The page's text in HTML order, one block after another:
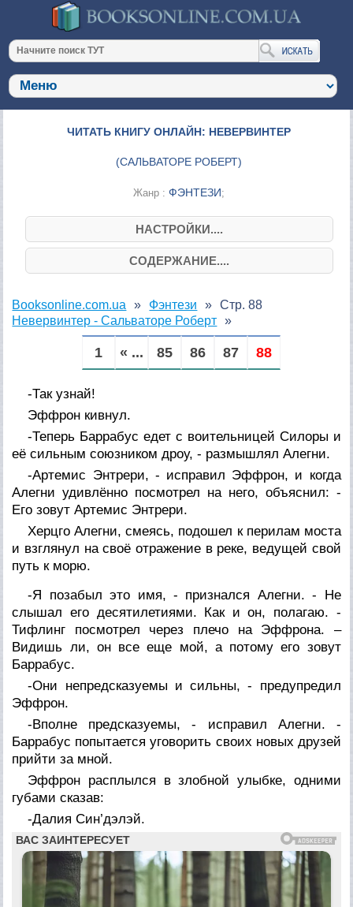
ЧИТАТЬ КНИГУ ОНЛАЙН: НЕВЕРВИНТЕР
(САЛЬВАТОРЕ РОБЕРТ)
Жанр :ФЭНТЕЗИ;
НАСТРОЙКИ....
СОДЕРЖАНИЕ....
Booksonline.com.ua
Фэнтези
Невервинтер - Сальваторе Роберт
Стр. 88
1 « ... 85 86 87 88
-Так узнай!
Эффрон кивнул.
-Теперь Баррабус едет с воительницей Силоры и
её сильным союзником дроу, - размышлял Алегни.
-Артемис Энтрери, - исправил Эффрон, и когда
Алегни удивлённо посмотрел на него, объяснил: -
Его зовут Артемис Энтрери.
Херцго Алегни, смеясь, подошел к перилам моста
и взглянул на своё отражение в реке, ведущей свой
путь к морю.
-Я позабыл это имя, - признался Алегни. - Не
слышал его десятилетиями. Как и он, полагаю. -
Тифлинг посмотрел через плечо на Эффрона. –
Видишь ли, он все еще мой, а потому его зовут
Баррабус.
-Они непредсказуемы и сильны, - предупредил
Эффрон.
-Вполне предсказуемы, - исправил Алегни. -
Баррабус попытается уговорить своих новых друзей
прийти за мной.
Эффрон расплылся в злобной улыбке, одними
губами сказав:
-Далия Син’дэлэй.